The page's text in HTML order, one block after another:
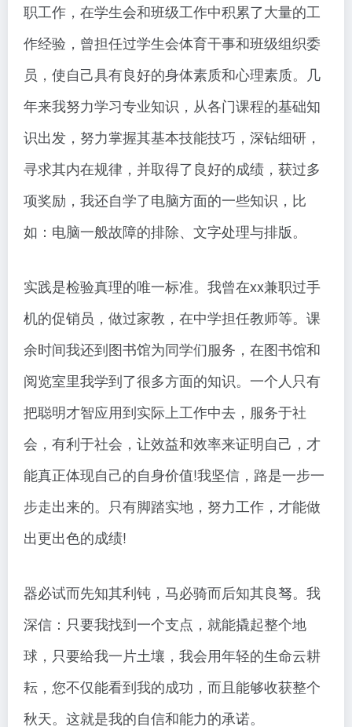
职工作，在学生会和班级工作中积累了大量的工
作经验，曾担任过学生会体育干事和班级组织委
员，使自己具有良好的身体素质和心理素质。几
年来我努力学习专业知识，从各门课程的基础知
识出发，努力掌握其基本技能技巧，深钻细研，
寻求其内在规律，并取得了良好的成绩，获过多
项奖励，我还自学了电脑方面的一些知识，比
如：电脑一般故障的排除、文字处理与排版。
实践是检验真理的唯一标准。我曾在xx兼职过手
机的促销员，做过家教，在中学担任教师等。课
余时间我还到图书馆为同学们服务，在图书馆和
阅览室里我学到了很多方面的知识。一个人只有
把聪明才智应用到实际上工作中去，服务于社
会，有利于社会，让效益和效率来证明自己，才
能真正体现自己的自身价值!我坚信，路是一步一
步走出来的。只有脚踏实地，努力工作，才能做
出更出色的成绩!
器必试而先知其利钝，马必骑而后知其良驽。我
深信：只要我找到一个支点，就能撬起整个地
球，只要给我一片土壤，我会用年轻的生命云耕
耘，您不仅能看到我的成功，而且能够收获整个
秋天。这就是我的自信和能力的承诺。